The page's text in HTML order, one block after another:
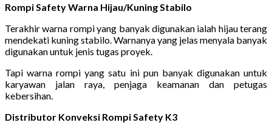
Rompi Safety Warna Hijau/Kuning Stabilo
Terakhir warna rompi yang banyak digunakan ialah hijau terang
mendekati kuning stabilo. Warnanya yang jelas menyala banyak
digunakan untuk jenis tugas proyek.
Tapi warna rompi yang satu ini pun banyak digunakan untuk
karyawan jalan raya, penjaga keamanan dan petugas
kebersihan.
Distributor Konveksi Rompi Safety K3